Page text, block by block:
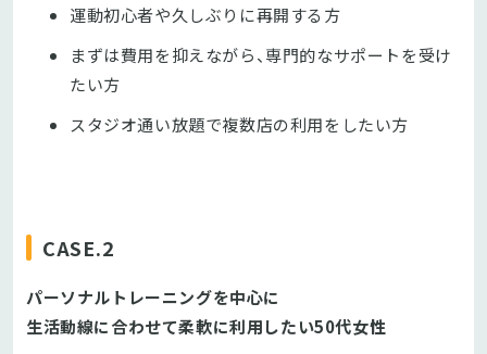
運動初心者や久しぶりに再開する方
まずは費用を抑えながら、専門的なサポートを受け
たい方
スタジオ通い放題で複数店の利用をしたい方
CASE.2
パーソナルトレーニングを中心に
生活動線に合わせて柔軟に利用したい50代女性